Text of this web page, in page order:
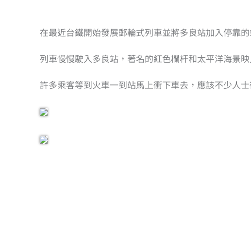
在最近台鐵開始發展郵輪式列車並將多良站加入停靠
列車慢慢駛入多良站，著名的紅色欄杆和太平洋海景
許多乘客等到火車一到站馬上衝下車去，應該不少人